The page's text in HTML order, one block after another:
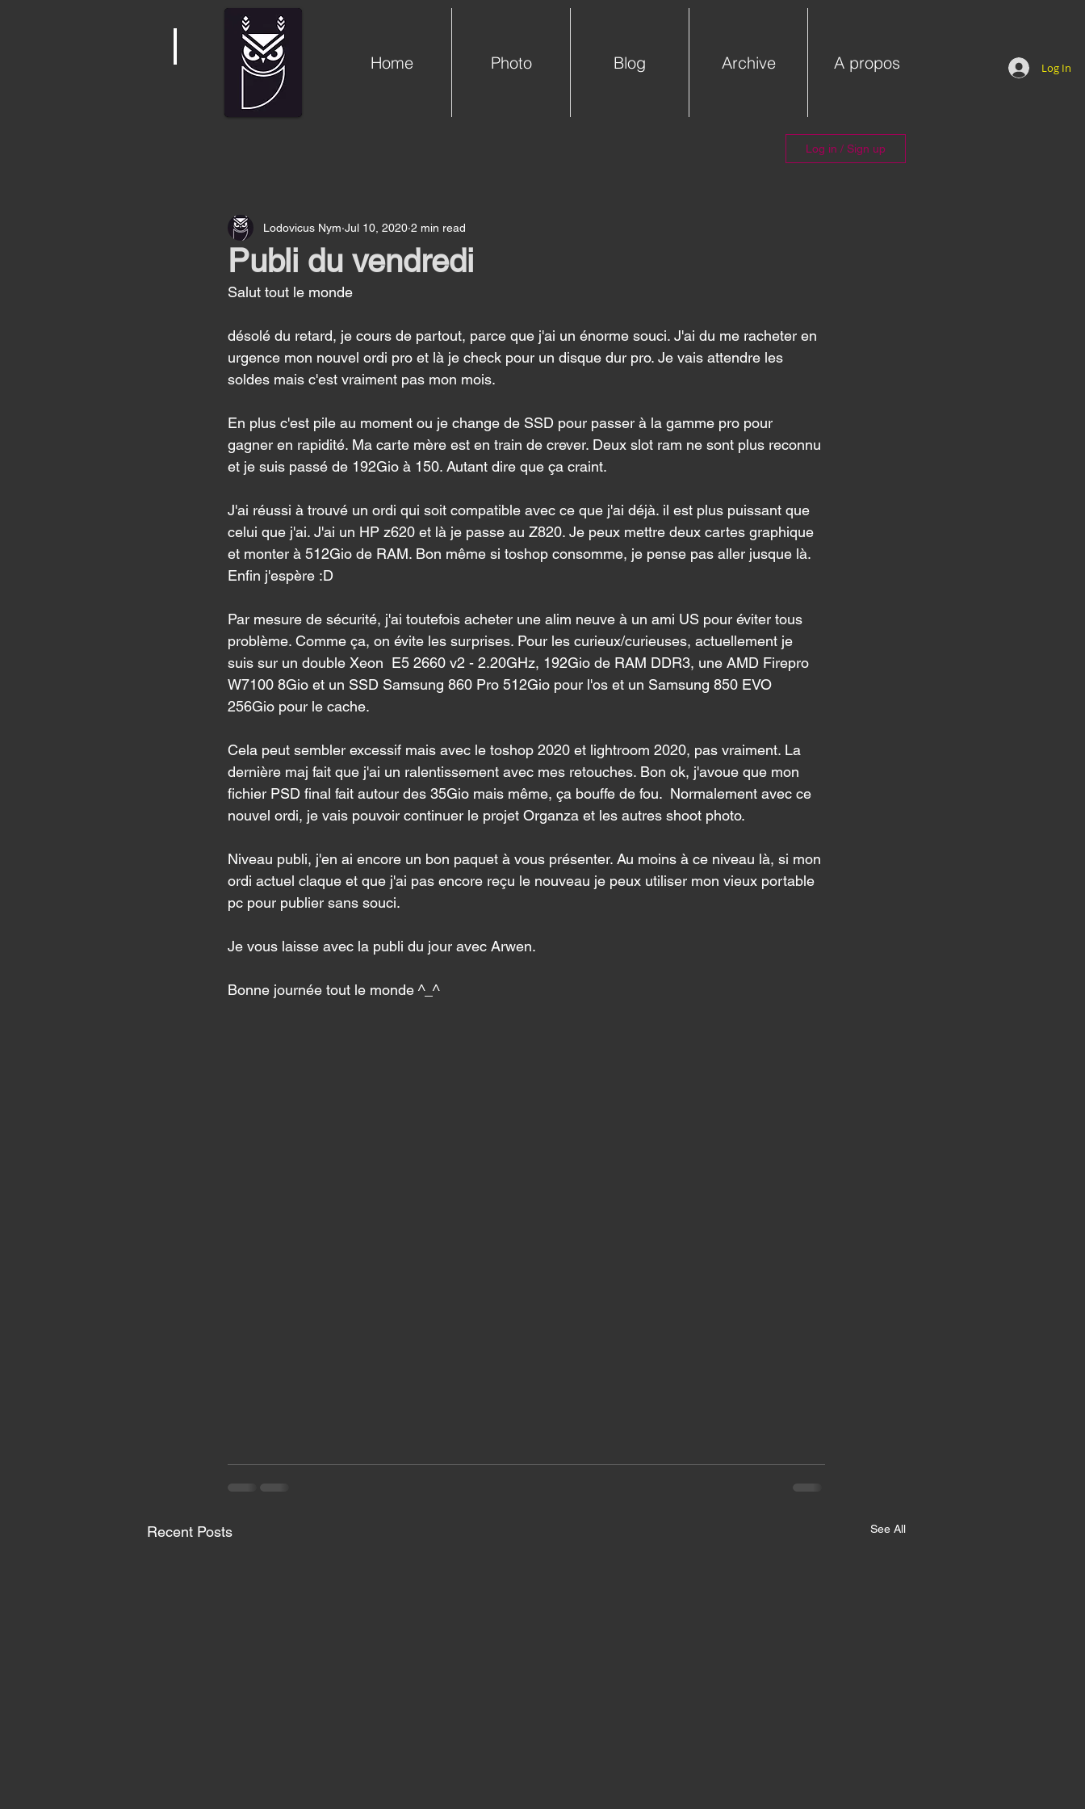
Home Photo Blog Archive A propos Log In
Log in / Sign up
Publi du vendredi
Lodovicus Nym Jul 10, 2020 2 min read
Salut tout le monde
désolé du retard, je cours de partout, parce que j'ai un énorme souci. J'ai du me racheter en
urgence mon nouvel ordi pro et là je check pour un disque dur pro. Je vais attendre les
soldes mais c'est vraiment pas mon mois.
En plus c'est pile au moment ou je change de SSD pour passer à la gamme pro pour
gagner en rapidité. Ma carte mère est en train de crever. Deux slot ram ne sont plus reconnu
et je suis passé de 192Gio à 150. Autant dire que ça craint.
J'ai réussi à trouvé un ordi qui soit compatible avec ce que j'ai déjà. il est plus puissant que
celui que j'ai. J'ai un HP z620 et là je passe au Z820. Je peux mettre deux cartes graphique
et monter à 512Gio de RAM. Bon même si toshop consomme, je pense pas aller jusque là.
Enfin j'espère :D
Par mesure de sécurité, j'ai toutefois acheter une alim neuve à un ami US pour éviter tous
problème. Comme ça, on évite les surprises. Pour les curieux/curieuses, actuellement je
suis sur un double Xeon  E5 2660 v2 - 2.20GHz, 192Gio de RAM DDR3, une AMD Firepro
W7100 8Gio et un SSD Samsung 860 Pro 512Gio pour l'os et un Samsung 850 EVO
256Gio pour le cache.
Cela peut sembler excessif mais avec le toshop 2020 et lightroom 2020, pas vraiment. La
dernière maj fait que j'ai un ralentissement avec mes retouches. Bon ok, j'avoue que mon
fichier PSD final fait autour des 35Gio mais même, ça bouffe de fou.  Normalement avec ce
nouvel ordi, je vais pouvoir continuer le projet Organza et les autres shoot photo.
Niveau publi, j'en ai encore un bon paquet à vous présenter. Au moins à ce niveau là, si mon
ordi actuel claque et que j'ai pas encore reçu le nouveau je peux utiliser mon vieux portable
pc pour publier sans souci.
Je vous laisse avec la publi du jour avec Arwen.
Bonne journée tout le monde ^_^
Recent Posts See All